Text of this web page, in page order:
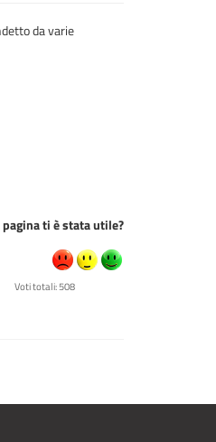
da varie
pagina ti è stata utile?
Voti totali: 508